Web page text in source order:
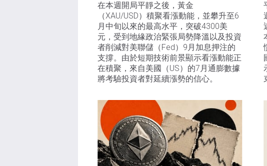
在本週開局平靜之後，黃金
（XAU/USD）積聚看漲動能，並攀升至6
月中旬以來的最高水平，突破4300美
元，受到地緣政治緊張局勢降溫以及投資
者削減對美聯儲（Fed）9月加息押注的
支撐。由於短期技術前景顯示看漲動能正
在積聚，來自美國（US）的7月通膨數據
將考驗投資者對延續漲勢的信心。